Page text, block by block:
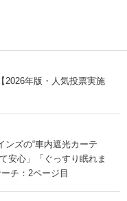
2026年版・人気投票実施
ズの“車内遮光カーテ
安心」「ぐっすり眠れま
チ：2ページ目